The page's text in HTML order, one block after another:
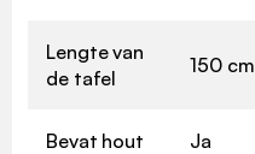
Lengte van
de tafel
150 cm
Bevat hout Ja